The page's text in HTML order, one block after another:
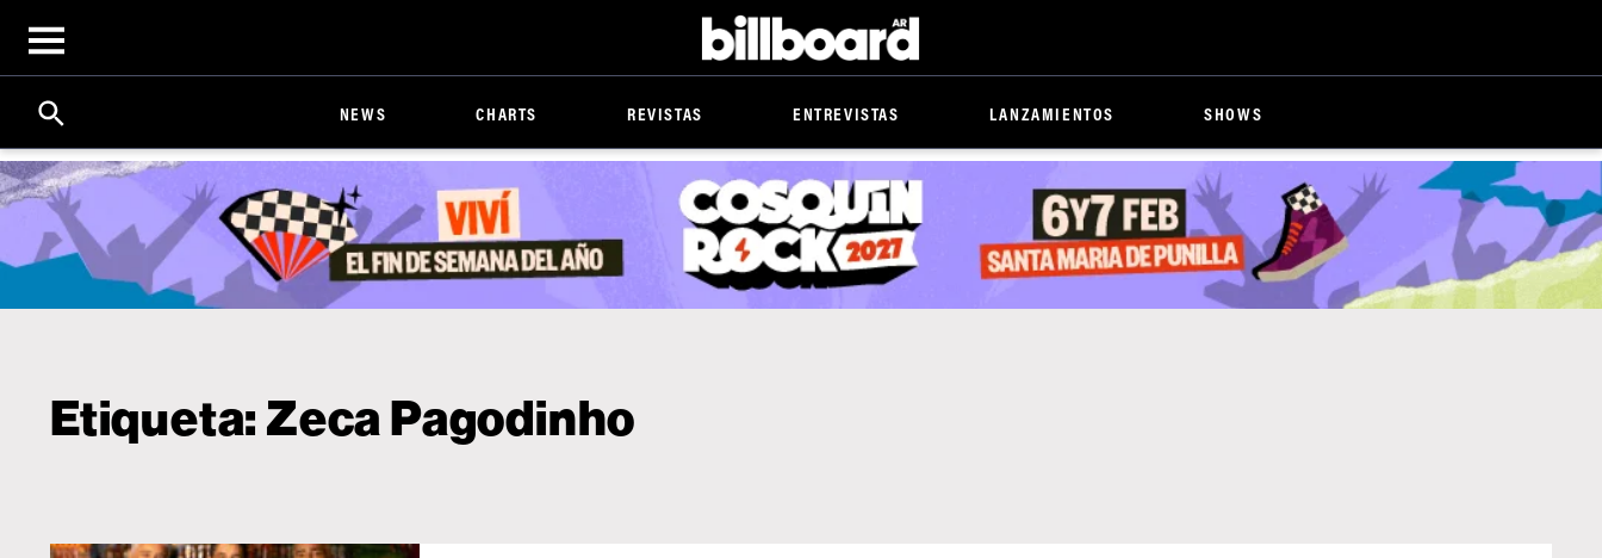
Open
menu
Billboard
Search
Click
Expand
Search
Input
NEWS CHARTS REVISTAS ENTREVISTAS LANZAMIENTOS SHOWS
Etiqueta: Zeca Pagodinho